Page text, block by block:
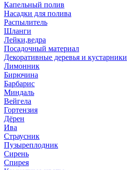
Капельный полив
Насадки для полива
Распылитель
Шланги
Лейки,ведра
Посадочный материал
Декоративные деревья и кустарники
Лимонник
Бирючина
Барбарис
Миндаль
Вейгела
Гортензия
Дёрен
Ива
Страусник
Пузыреплодник
Сирень
Спирея